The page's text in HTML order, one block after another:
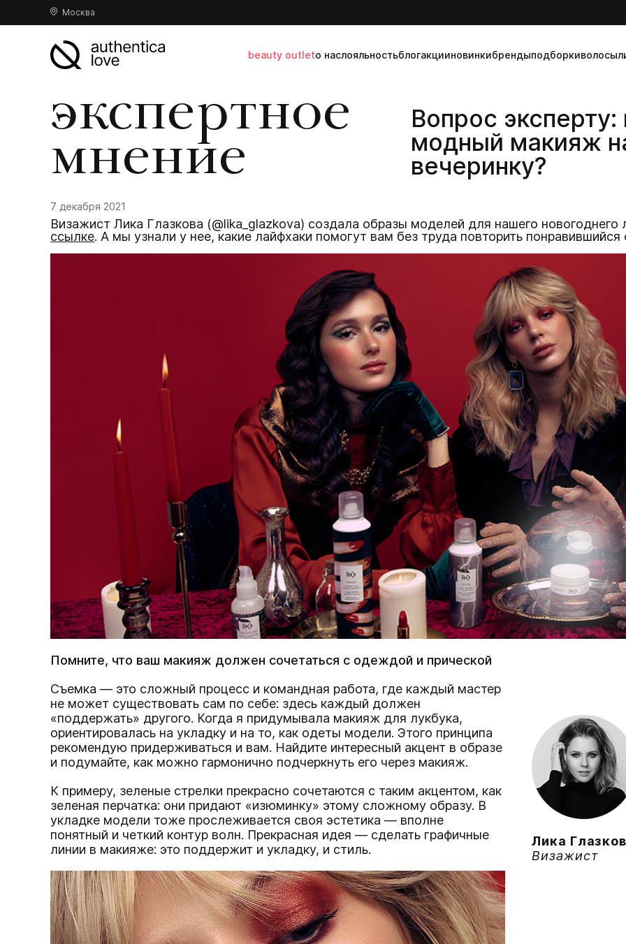
Москва
beauty outletо наслояльностьблогакцииновинкибрендыподборкиволосы
экспертное
мнение
Вопрос эксперту:
модный макияж
вечеринку?
7 декабря 2021
Визажист Лика Глазкова (@lika_glazkova) создала образы моделей для нашего
ссылке. А мы узнали у нее, какие лайфхаки помогут вам без труда повторить понравившийся
Помните, что ваш макияж должен сочетаться с одеждой и прической
Съемка — это сложный процесс и командная работа, где каждый мастер
не может существовать сам по себе: здесь каждый должен
«поддержать» другого. Когда я придумывала макияж для лукбука,
ориентировалась на укладку и на то, как одеты модели. Этого принципа
рекомендую придерживаться и вам. Найдите интересный акцент в образе
и подумайте, как можно гармонично подчеркнуть его через макияж.
К примеру, зеленые стрелки прекрасно сочетаются с таким акцентом, как
зеленая перчатка: они придают «изюминку» этому сложному образу. В
укладке модели тоже прослеживается своя эстетика — вполне
понятный и четкий контур волн. Прекрасная идея — сделать графичные
линии в макияже: это поддержит и укладку, и стиль.
Лика
Визажист